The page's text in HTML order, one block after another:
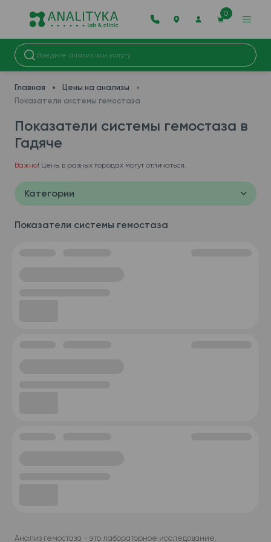
0
Главная
Цены на анализы
Показатели системы гемостаза
Показатели системы гемостаза в
Гадяче
Важно! Цены в разных городах могут отличаться.
Категории
Показатели системы гемостаза
Анализ гемостаза - это лабораторное исследование,